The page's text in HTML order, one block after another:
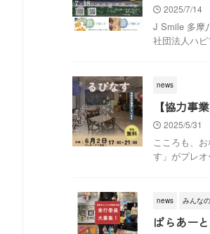
2025/7/14
J Smile 多摩
社団法人ハ
news
【協力事
2025/5/31
こころも、
す」がプレ
news みんな
ぱらあー